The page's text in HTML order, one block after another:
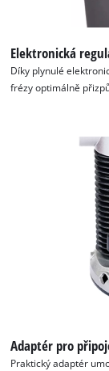
Elektronická
Díky plynulé
frézy optimálně
Adaptér pro
Praktický adaptér